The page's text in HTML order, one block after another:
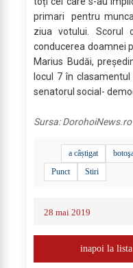
primari pentru
ziua votului. Scorul
conducerea doamnei
Marius Budăi,
locul 7 în
senatorul social-
Sursa:DorohoiNews.ro
a câștigat
Punct
Stiri
28 mai 2019
inapoi la lista